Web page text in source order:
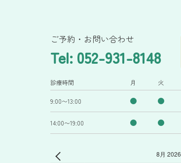
ご予約・お問い合わせ
Tel: 052-931-8148
診療時間 月 火
9:00〜13:00
14:00〜19:00
8月 2026